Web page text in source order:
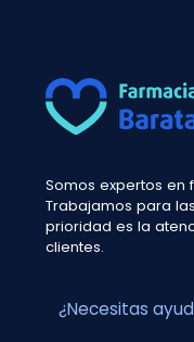
Somos expertos en
Trabajamos para
prioridad es la
clientes.
¿Necesitas